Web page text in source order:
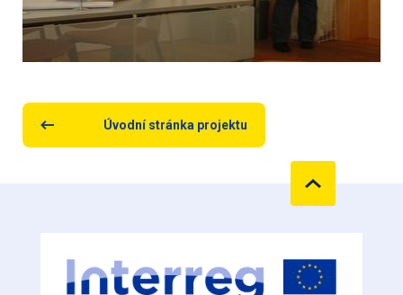
Úvodní stránka projektu